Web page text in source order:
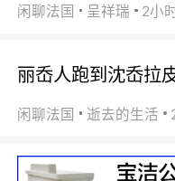
闲聊法国 呈祥瑞 2小
丽岙人跑到沈岙拉
闲聊法国 逝去的生活